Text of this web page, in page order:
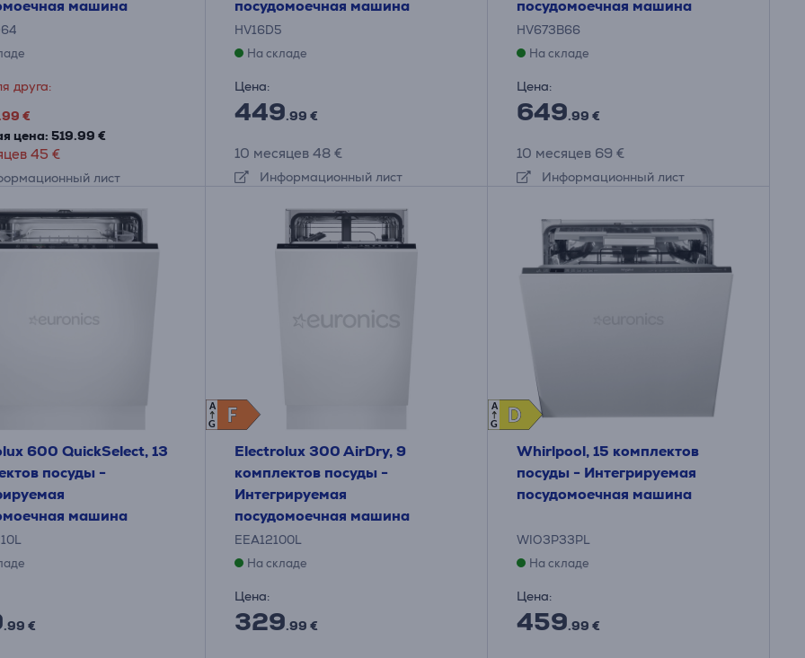
машина
друга:
€
цена: 519.99 €
45 €
лист
посудомоечная машина
HV16D5
На складе
Цена:
449.99 €
10 месяцев 48 €
Информационный лист
посудомоечная машина
HV673B66
На складе
Цена:
649.99 €
10 месяцев 69 €
Информационный лист
600 QuickSelect, 13
посуды -
машина
.99 €
F
F
A
G
Electrolux 300 AirDry, 9
комплектов посуды -
Интегрируемая
посудомоечная машина
EEA12100L
На складе
Цена:
329.99 €
D
D
A
G
Whirlpool, 15 комплектов
посуды - Интегрируемая
посудомоечная машина
WIO3P33PL
На складе
Цена:
459.99 €